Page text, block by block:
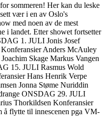
sommeren! Her kan du leske
vær i en av Oslo's
med noen av de mest
i landet. Etter showet fortsetter
1. JULI Jonis Josef
Anders McAuley
Skage Markus Vangen
15. JULI Rasmus Wold
Hans Henrik Verpe
Jonna Støme Nuriddin
ONSDAG 29. JULI
Thorkildsen Konferansier
flytte til innescenen pga VM-